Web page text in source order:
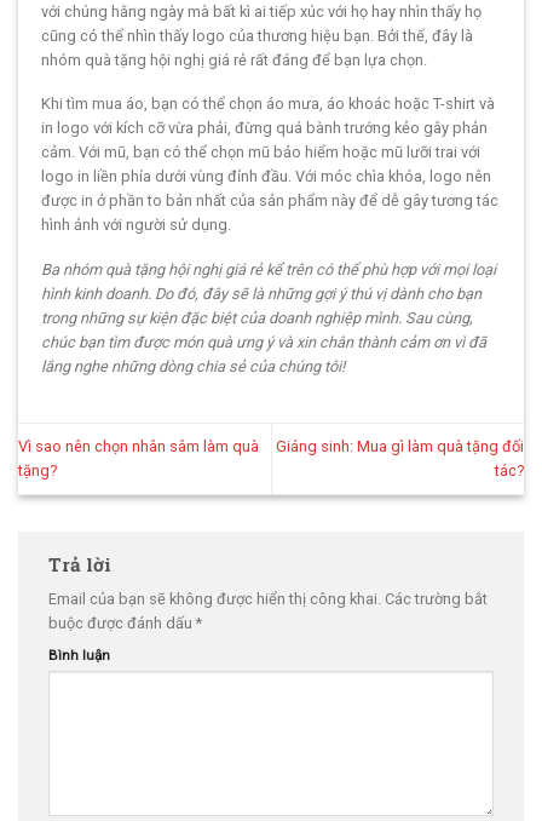
với chúng hằng ngày mà bất kì ai tiếp xúc với họ hay nhìn thấy họ
cũng có thể nhìn thấy logo của thương hiệu bạn. Bởi thế, đây là
nhóm quà tặng hội nghị giá rẻ rất đáng để bạn lựa chọn.
Khi tìm mua áo, bạn có thể chọn áo mưa, áo khoác hoặc T-shirt và
in logo với kích cỡ vừa phải, đừng quá bành trướng kẻo gây phản
cảm. Với mũ, bạn có thể chọn mũ bảo hiểm hoặc mũ lưỡi trai với
logo in liền phía dưới vùng đỉnh đầu. Với móc chìa khóa, logo nên
được in ở phần to bản nhất của sản phẩm này để dễ gây tương tác
hình ảnh với người sử dụng.
Ba nhóm quà tặng hội nghị giá rẻ kể trên có thể phù hợp với mọi loại
hình kinh doanh. Do đó, đây sẽ là những gợi ý thú vị dành cho bạn
trong những sự kiện đặc biệt của doanh nghiệp mình. Sau cùng,
chúc bạn tìm được món quà ưng ý và xin chân thành cảm ơn vì đã
lắng nghe những dòng chia sẻ của chúng tôi!
Vì sao nên chọn nhân sâm làm quà
tặng?
Giáng sinh: Mua gì làm quà tặng đối
tác?
Trả lời
Email của bạn sẽ không được hiển thị công khai. Các trường bắt
buộc được đánh dấu *
Bình luận